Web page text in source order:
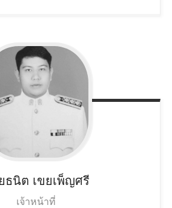
ธนิต เขยเพ็ญศรี
เจ้าหน้าที่